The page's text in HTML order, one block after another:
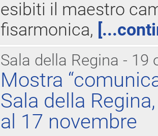
esibiti il maestro
fisarmonica,
Sala della Regina - 19
Mostra
Sala della
al 17 novembre